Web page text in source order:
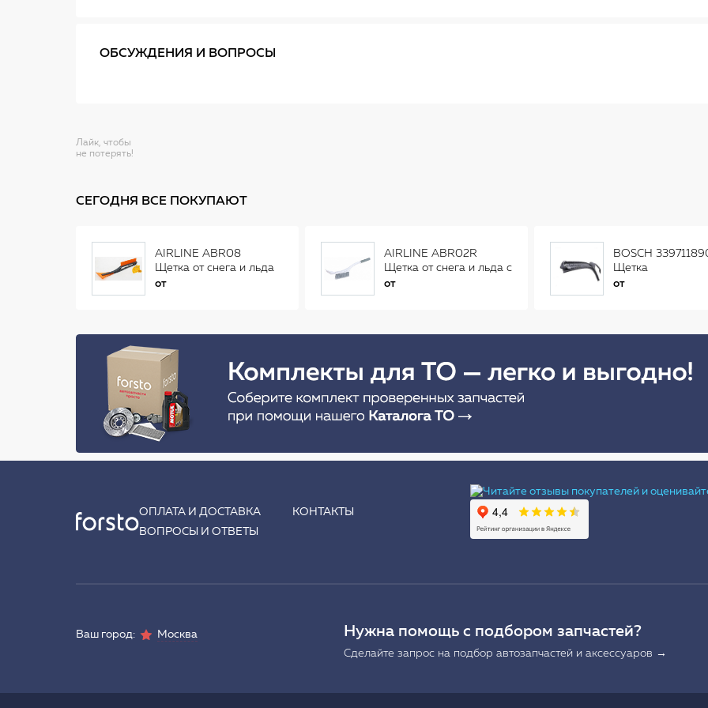
ОБСУЖДЕНИЯ И ВОПРОСЫ
Лайк, чтобы
не потерять!
СЕГОДНЯ ВСЕ ПОКУПАЮТ
AIRLINE ABR08
Щетка от снега и льда
(34 см)
от
AIRLINE ABR02R
Щетка от снега и льда с
распушенной щетиной
от
BOSCH
Щетка
стеклоочистителя
от
ОПЛАТА И ДОСТАВКА
КОНТАКТЫ
ВОПРОСЫ И ОТВЕТЫ
Ваш город: Москва Нужна помощь с подбором запчастей?
Сделайте запрос на подбор автозапчастей и аксессуаров →